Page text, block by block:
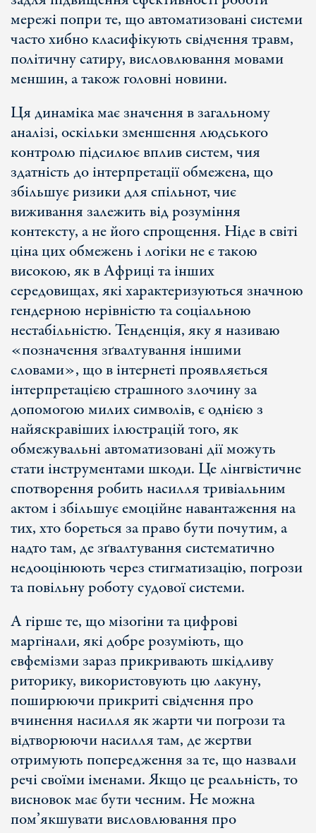
мережі попри те, що автоматизовані системи
часто хибно класифікують свідчення травм,
політичну сатиру, висловлювання мовами
меншин, а також головні новини.
Ця динаміка має значення в загальному
аналізі, оскільки зменшення людського
контролю підсилює вплив систем, чия
здатність до інтерпретації обмежена, що
збільшує ризики для спільнот, чиє
виживання залежить від розуміння
контексту, а не його спрощення. Ніде в світі
ціна цих обмежень і логіки не є такою
високою, як в Африці та інших
середовищах, які характеризуються значною
гендерною нерівністю та соціальною
нестабільністю. Тенденція, яку я називаю
«позначення зґвалтування іншими
словами», що в інтернеті проявляється
інтерпретацією страшного злочину за
допомогою милих символів, є однією з
найяскравіших ілюстрацій того, як
обмежувальні автоматизовані дії можуть
стати інструментами шкоди. Це лінгвістичне
спотворення робить насилля тривіальним
актом і збільшує емоційне навантаження на
тих, хто бореться за право бути почутим, а
надто там, де зґвалтування систематично
недооцінюють через стигматизацію, погрози
та повільну роботу судової системи.
А гірше те, що мізогіни та цифрові
маргінали, які добре розуміють, що
евфемізми зараз прикривають шкідливу
риторику, використовують цю лакуну,
поширюючи прикриті свідчення про
вчинення насилля як жарти чи погрози та
відтворюючи насилля там, де жертви
отримують попередження за те, що назвали
речі своїми іменами. Якщо це реальність, то
висновок має бути чесним. Не можна
пом’якшувати висловлювання про